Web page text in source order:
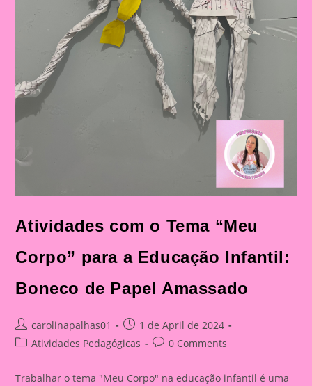
Atividades com o Tema “Meu
Corpo” para a Educação Infantil:
Boneco de Papel Amassado
Post
author:
carolinapalhas01
Post
published:
1 de April de 2024
PostAtividades Pedagógicas
Post0 Comments
Trabalhar o tema "Meu Corpo" na educação infantil é uma